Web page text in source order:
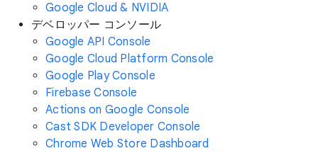
Google Cloud & NVIDIA
デベロッパー コンソール
Google API Console
Google Cloud Platform Console
Google Play Console
Firebase Console
Actions on Google Console
Cast SDK Developer Console
Chrome Web Store Dashboard